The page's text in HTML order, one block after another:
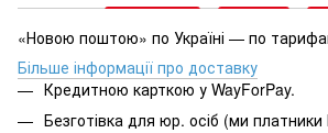
«Новою поштою» по Україні — по
Більше інформації про доставку
Кредитною карткою у WayForPay.
Безготівка для юр. осіб (ми